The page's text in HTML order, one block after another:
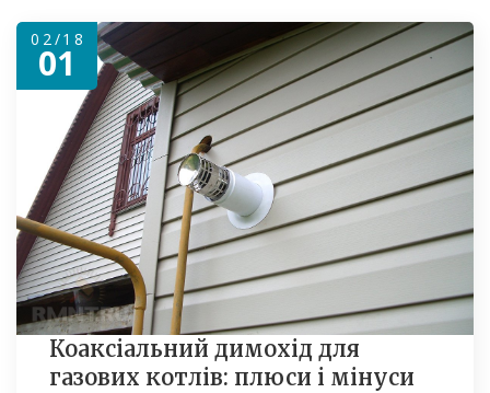
02/18
01
Коаксіальний димохід для
газових котлів: плюси і мінуси